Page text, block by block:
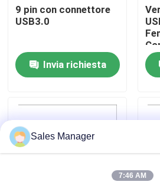
Richieda una citazione
Connettore DIP USB
Connettore presa USB
Connettori USB di tipo C
9 pin con connettore
USB3.0
Invia richiesta
Sales Manager
7:46 AM